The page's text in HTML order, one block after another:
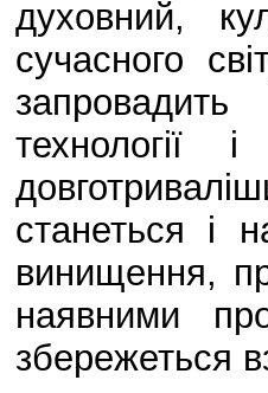
духовний,
сучасного
станеться і
винищення,
наявними
збережеться